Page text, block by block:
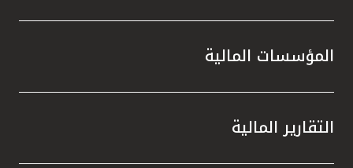
المؤسسات المالية
التقارير المالية